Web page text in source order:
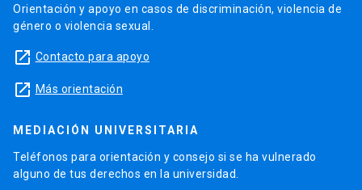
Orientación y apoyo en casos de discriminación, violencia de
género o violencia sexual.
launch Contacto para apoyo
launch Más orientación
MEDIACIÓN UNIVERSITARIA
Teléfonos para orientación y consejo si se ha vulnerado
alguno de tus derechos en la universidad.